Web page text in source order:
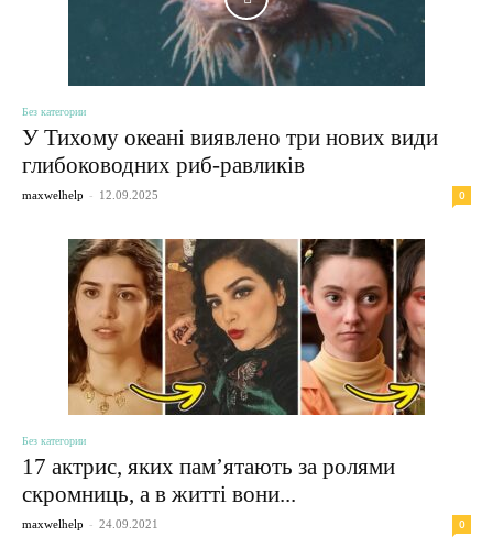
Без категории
У Тихому океані виявлено три нових види
глибоководних риб-равликів
maxwelhelp - 12.09.2025 0
Без категории
17 актрис, яких пам’ятають за ролями
скромниць, а в житті вони...
maxwelhelp - 24.09.2021 0